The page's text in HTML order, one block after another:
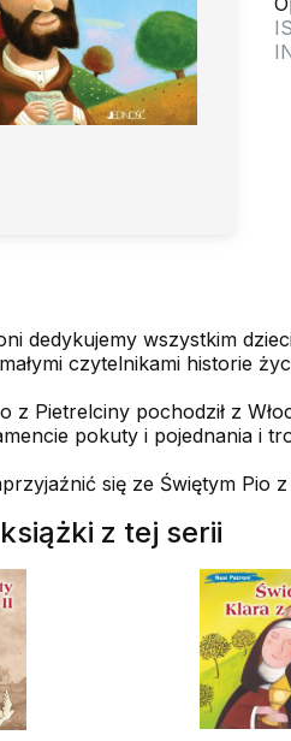
dedykujemy wszystkim
czytelnikami historie
z Pietrelciny pochodził z
pokuty i pojednania i
się ze Świętym Pio
z tej serii